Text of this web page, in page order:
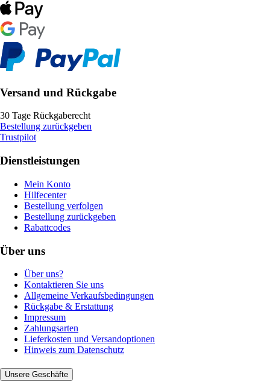
Versand und Rückgabe
30 Tage Rückgaberecht
Bestellung zurückgeben
Trustpilot
Dienstleistungen
Mein Konto
Hilfecenter
Bestellung verfolgen
Bestellung zurückgeben
Rabattcodes
Über uns
Über uns?
Kontaktieren Sie uns
Allgemeine Verkaufsbedingungen
Rückgabe & Erstattung
Impressum
Zahlungsarten
Lieferkosten und Versandoptionen
Hinweis zum Datenschutz
Unsere Geschäfte